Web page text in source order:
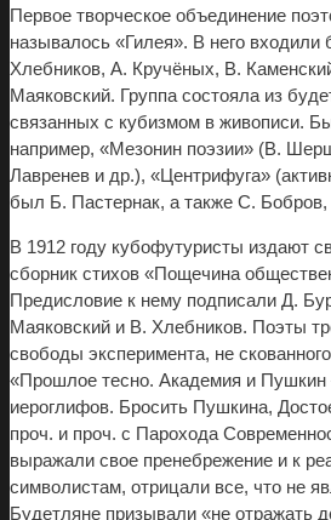
Первое творческое объединение
называлось «Гилея». В него входили
Хлебников, А. Кручёных, В.
Маяковский. Группа состояла из
связанных с кубизмом в живописи.
например, «Мезонин поэзии» (В.
Лавренев и др.), «Центрифуга»
был Б. Пастернак, а также С.
В 1912 году кубофутуристы издают
сборник стихов «Пощечина
Предисловие к нему подписали Д.
Маяковский и В. Хлебников. Поэты
свободы эксперимента, не
«Прошлое тесно. Академия и
иероглифов. Бросить Пушкина,
проч. и проч. с Парохода
выражали свое пренебрежение и к
символистам, отрицали все, что не
Будетляне призывали «не отражать